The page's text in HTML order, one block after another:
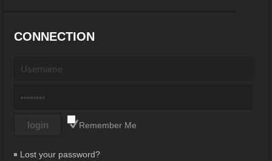
CONNECTION
Remember Me
Lost your password?